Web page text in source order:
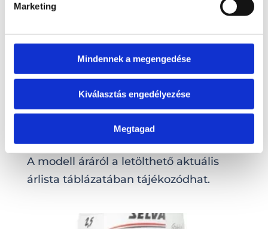
Marketing
Mindennek a megengedése
Kiválasztás engedélyezése
Megtagad
MURENA 70XSR E.F.I.
A modell áráról a letölthető aktuális
árlista táblázatában tájékozódhat.